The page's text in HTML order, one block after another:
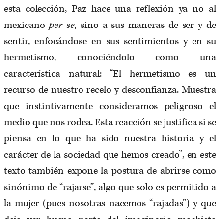
esta colección, Paz hace una reflexión ya no al
mexicanoper se, sino a sus maneras de ser y de
sentir, enfocándose en sus sentimientos y en su
hermetismo, conociéndolo como una
característica natural: “El hermetismo es un
recurso de nuestro recelo y desconfianza. Muestra
que instintivamente consideramos peligroso el
medio que nos rodea. Esta reacción se justifica si se
piensa en lo que ha sido nuestra historia y el
carácter de la sociedad que hemos creado”, en este
texto también expone la postura de abrirse como
sinónimo de “rajarse”, algo que solo es permitido a
la mujer (pues nosotras nacemos “rajadas”) y que